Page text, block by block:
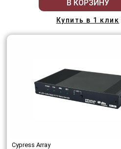
В КОРЗИНУ
Купить в 1 клик
Cypress Array